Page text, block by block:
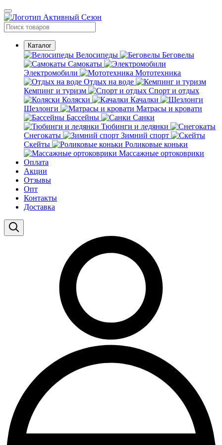
Каталог
Велосипеды
Беговелы
Самокаты
Электромобили
Мототехника
Отдых на воде
Кемпинг и туризм
Спорт и отдых
Коляски
Качалки
Шезлонги
Матрасы и кровати
Бассейны
Санки
Тюбинги и ледянки
Снегокаты
Зимний спорт
Скейты
Роликовые коньки
Массажные ортоковрики
Оплата
Акции
Отзывы
Опт
Контакты
Доставка